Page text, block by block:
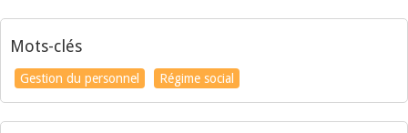
Mots-clés
Gestion du personnel Régime social